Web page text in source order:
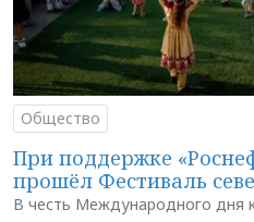
Общество
При поддержке
прошёл Фестиваль
В честь Международного дня